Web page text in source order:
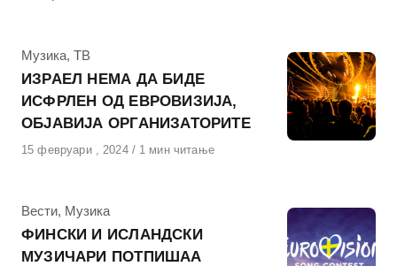
КАтегорија
Музика, ТВ
ИЗРАЕЛ НЕМА ДА БИДЕ
ИСФРЛЕН ОД ЕВРОВИЗИЈА,
ОБЈАВИЈА ОРГАНИЗАТОРИТЕ
Објавено
15 февруари , 2024 1 мин читање
КАтегорија
Вести, Музика
ФИНСКИ И ИСЛАНДСКИ
МУЗИЧАРИ ПОТПИШАА